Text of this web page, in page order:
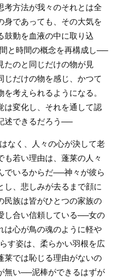
考方法が我々のそれとは全
身であっても、その大気を
鼓動を血液の中に取り込
と時間の概念を再構成し──
たのと同じだけの物が見
じだけの物を感じ、かつて
考えられるようになる。
は変化し、それを通して認
述できるだろう──
なく、人々の心が決して老
も若い理由は、蓬莱の人々
でいるからだ──神々が彼ら
し、悲しみが去るまで顔に
民族は皆がひとつの家族の
し合い信頼している──女の
は心が鳥の魂のように軽や
す姿は、柔らかい羽根を広
莱では恥じる理由がないの
無い──泥棒ができるはずが